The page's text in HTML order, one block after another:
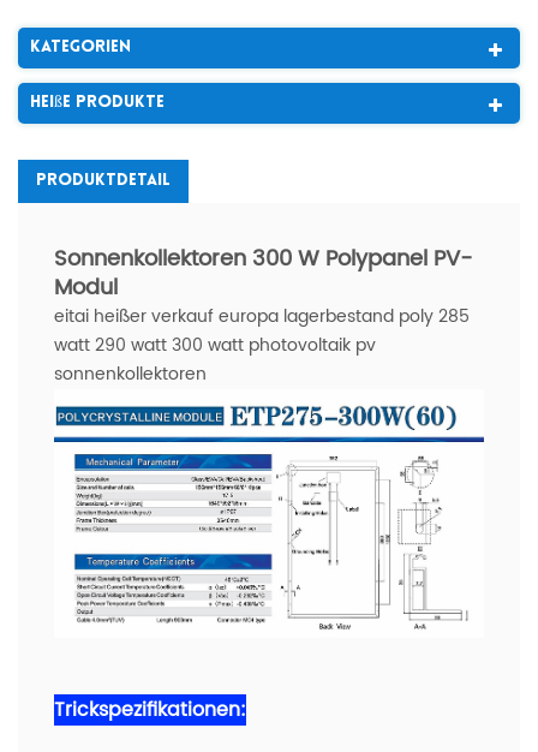
Kategorien
Heiße Produkte
Produktdetail
Sonnenkollektoren 300 W Polypanel PV-
Modul
eitai heißer verkauf europa lagerbestand poly 285
watt 290 watt 300 watt photovoltaik pv
sonnenkollektoren
Trickspezifikationen: